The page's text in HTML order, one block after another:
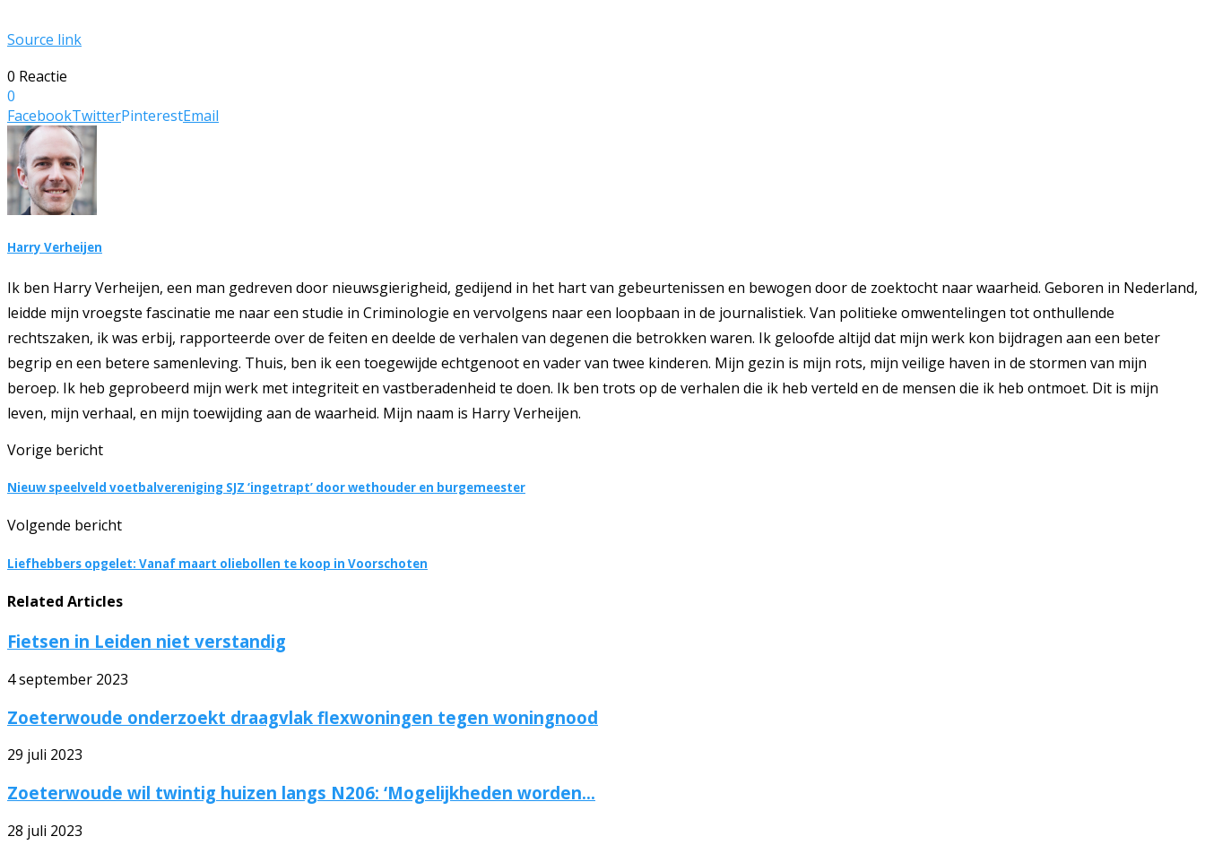
Source link
0 Reactie
0
FacebookTwitterPinterestEmail
Harry Verheijen
Ik ben Harry Verheijen, een man gedreven door nieuwsgierigheid, gedijend in het hart van gebeurtenissen en bewogen door de zoektocht naar waarheid. Geboren in Nederland,
leidde mijn vroegste fascinatie me naar een studie in Criminologie en vervolgens naar een loopbaan in de journalistiek. Van politieke omwentelingen tot onthullende
rechtszaken, ik was erbij, rapporteerde over de feiten en deelde de verhalen van degenen die betrokken waren. Ik geloofde altijd dat mijn werk kon bijdragen aan een beter
begrip en een betere samenleving. Thuis, ben ik een toegewijde echtgenoot en vader van twee kinderen. Mijn gezin is mijn rots, mijn veilige haven in de stormen van mijn
beroep. Ik heb geprobeerd mijn werk met integriteit en vastberadenheid te doen. Ik ben trots op de verhalen die ik heb verteld en de mensen die ik heb ontmoet. Dit is mijn
leven, mijn verhaal, en mijn toewijding aan de waarheid. Mijn naam is Harry Verheijen.
Vorige bericht
Nieuw speelveld voetbalvereniging SJZ ‘ingetrapt’ door wethouder en burgemeester
Volgende bericht
Liefhebbers opgelet: Vanaf maart oliebollen te koop in Voorschoten
Related Articles
Fietsen in Leiden niet verstandig
4 september 2023
Zoeterwoude onderzoekt draagvlak flexwoningen tegen woningnood
29 juli 2023
Zoeterwoude wil twintig huizen langs N206: ‘Mogelijkheden worden...
28 juli 2023